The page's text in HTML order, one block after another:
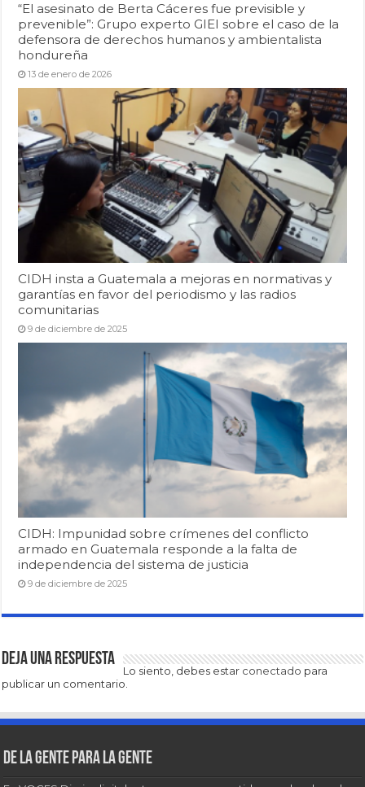
“El asesinato de Berta Cáceres fue previsible y
prevenible”: Grupo experto GIEI sobre el caso de la
defensora de derechos humanos y ambientalista
hondureña
13 de enero de 2026
CIDH insta a Guatemala a mejoras en normativas y
garantías en favor del periodismo y las radios
comunitarias
9 de diciembre de 2025
CIDH: Impunidad sobre crímenes del conflicto
armado en Guatemala responde a la falta de
independencia del sistema de justicia
9 de diciembre de 2025
Deja una respuesta
Lo siento, debes estar conectado para
publicar un comentario.
De la gente para la gente